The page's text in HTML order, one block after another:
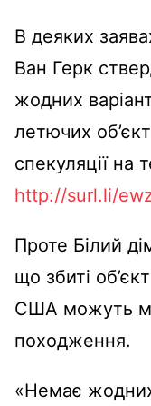
В деяких
Ван Герк
жодних
летючих
спекуляції на
http://surl.li/
Проте Білий
що збиті
США можуть
походження.
«Немає